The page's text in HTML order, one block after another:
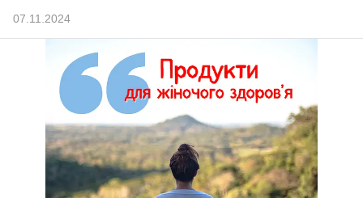
07.11.2024